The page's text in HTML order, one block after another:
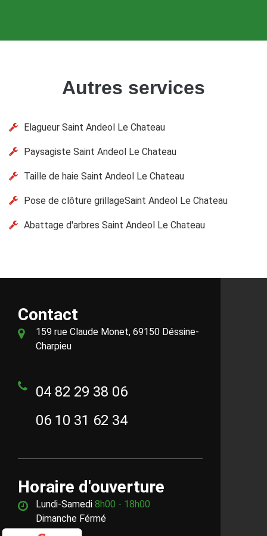
Autres services
Elagueur Saint Andeol Le Chateau
Paysagiste Saint Andeol Le Chateau
Taille de haie Saint Andeol Le Chateau
Pose de clôture grillageSaint Andeol Le Chateau
Abattage d'arbres Saint Andeol Le Chateau
Contact
159 rue Claude Monet, 69150 Déssine-
Charpieu
04 82 29 38 06
06 10 31 62 34
Horaire d'ouverture
Lundi-Samedi 8h00 - 18h00
Dimanche Férmé